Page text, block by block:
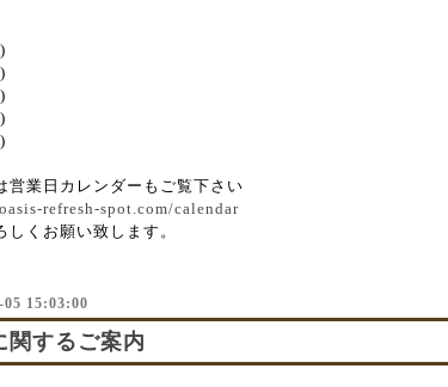
営業日カレンダーもご覧下さい
refresh-spot.com/calendar
しくお願い致します。
05 15:03:00
関するご案内